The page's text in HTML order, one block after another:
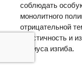
соблюдать
монолитного
отрицательной
эластичность и
радиуса изгиба.